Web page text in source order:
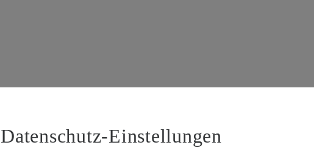
Datenschutz-Einstellungen